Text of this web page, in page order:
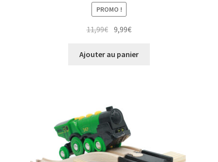
PROMO !
11,99€ Le
initial
9,99€Le
actuel
Ajouter au panier